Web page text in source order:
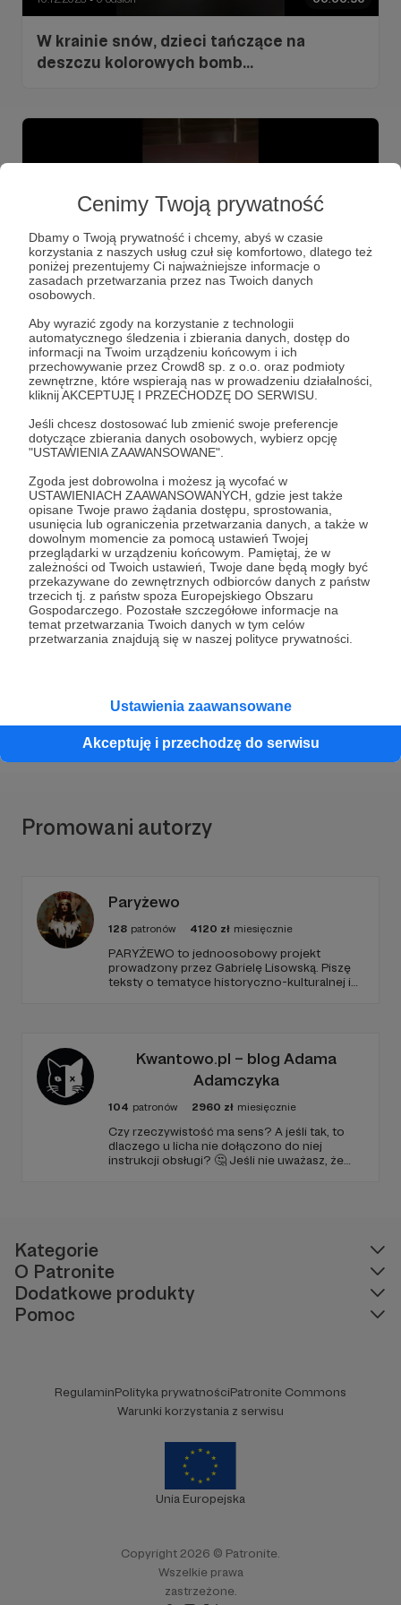
Cenimy Twoją prywatność
Dbamy o Twoją prywatność i chcemy, abyś w czasie
korzystania z naszych usług czuł się komfortowo, dlatego też
poniżej prezentujemy Ci najważniejsze informacje o
zasadach przetwarzania przez nas Twoich danych
osobowych.
Aby wyrazić zgody na korzystanie z technologii
automatycznego śledzenia i zbierania danych, dostęp do
informacji na Twoim urządzeniu końcowym i ich
przechowywanie przez Crowd8 sp. z o.o. oraz podmioty
zewnętrzne, które wspierają nas w prowadzeniu działalności,
kliknij AKCEPTUJĘ I PRZECHODZĘ DO SERWISU.
Jeśli chcesz dostosować lub zmienić swoje preferencje
dotyczące zbierania danych osobowych, wybierz opcję
"USTAWIENIA ZAAWANSOWANE".
Zgoda jest dobrowolna i możesz ją wycofać w
USTAWIENIACH ZAAWANSOWANYCH, gdzie jest także
opisane Twoje prawo żądania dostępu, sprostowania,
usunięcia lub ograniczenia przetwarzania danych, a także w
dowolnym momencie za pomocą ustawień Twojej
przeglądarki w urządzeniu końcowym. Pamiętaj, że w
zależności od Twoich ustawień, Twoje dane będą mogły być
przekazywane do zewnętrznych odbiorców danych z państw
trzecich tj. z państw spoza Europejskiego Obszaru
Gospodarczego. Pozostałe szczegółowe informacje na
temat przetwarzania Twoich danych w tym celów
przetwarzania znajdują się w naszej polityce prywatności.
Ustawienia zaawansowane
Akceptuję i przechodzę do serwisu
W krainie snów, dzieci tańczące na
deszczu kolorowych bomb...
Wystawa Sultan Bin Ali Al Owais Cultural
Foundation
Dołącz do grona Patronów!
Wesprzyj działalność Autora
Dariusz Mierzwa Art
Zostań Patronem
Promowani autorzy
Paryżewo
128 patronów 4120 zł miesięcznie
PARYŻEWO to jednoosobowy projekt
prowadzony przez Gabrielę Lisowską. Piszę
teksty o tematyce historyczno-kulturalnej i
Kwantowo.pl – blog Adama
Adamczyka
104 patronów 2960 zł miesięcznie
Czy rzeczywistość ma sens? A jeśli tak, to
dlaczego u licha nie dołączono do niej
instrukcji obsługi? 🤔 Jeśli nie uważasz, że
Kategorie
O Patronite
Dodatkowe produkty
Pomoc
RegulaminPolityka prywatnościPatronite Commons
Warunki korzystania z serwisu
Unia Europejska
Copyright 2026 © Patronite.
Wszelkie prawa
zastrzeżone.